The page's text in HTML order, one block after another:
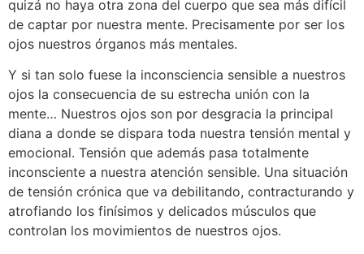
quizá no haya otra zona del cuerpo que sea más difícil
de captar por nuestra mente. Precisamente por ser los
ojos nuestros órganos más mentales.
Y si tan solo fuese la inconsciencia sensible a nuestros
ojos la consecuencia de su estrecha unión con la
mente… Nuestros ojos son por desgracia la principal
diana a donde se dispara toda nuestra tensión mental y
emocional. Tensión que además pasa totalmente
inconsciente a nuestra atención sensible. Una situación
de tensión crónica que va debilitando, contracturando y
atrofiando los finísimos y delicados músculos que
controlan los movimientos de nuestros ojos.